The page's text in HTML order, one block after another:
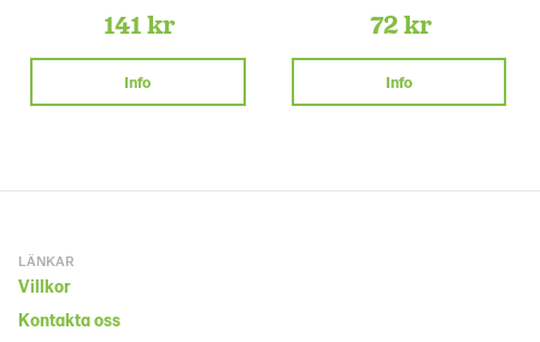
141 kr
Info
72 kr
Info
LÄNKAR
Villkor
Kontakta oss